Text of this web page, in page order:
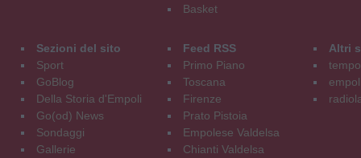
Basket
Sezioni del sito
Sport
GoBlog
Della Storia d'Empoli
Go(od) News
Sondaggi
Gallerie
Feed RSS
Primo Piano
Toscana
Firenze
Prato Pistoia
Empolese Valdelsa
Chianti Valdelsa
Altri